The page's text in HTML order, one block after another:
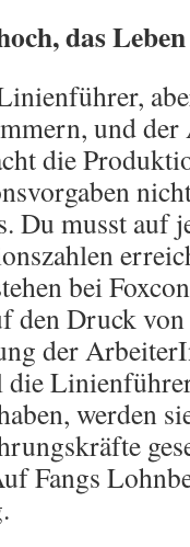
das
und
die
Du musst auf
bei
den Druck
der
die
werden
Fangs